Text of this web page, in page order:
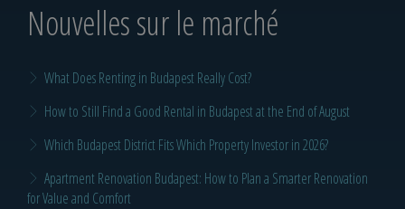
Nouvelles sur le marché
What Does Renting in Budapest Really Cost?
How to Still Find a Good Rental in Budapest at the End of August
Which Budapest District Fits Which Property Investor in 2026?
Apartment Renovation Budapest: How to Plan a Smarter Renovation
for Value and Comfort